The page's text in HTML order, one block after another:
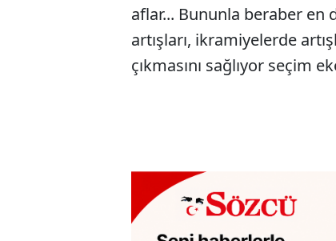
aflar... Bununla beraber en
artışları, ikramiyelerde
çıkmasını sağlıyor seçim